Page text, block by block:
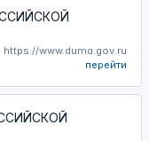
https://www.duma.gov.ru
перейти